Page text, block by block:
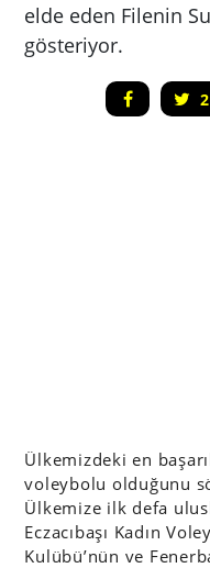
elde eden Filenin
gösteriyor.
2
Ülkemizdeki en
voleybolu olduğunu
Ülkemize ilk defa
Eczacıbaşı Kadın
Kulübü’nün ve